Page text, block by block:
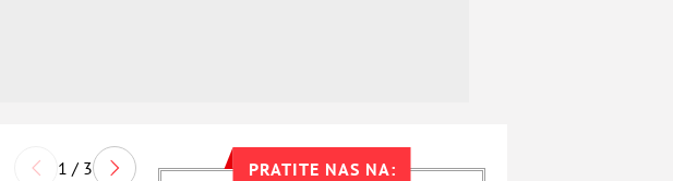
1 / 3 PRATITE NAS NA: